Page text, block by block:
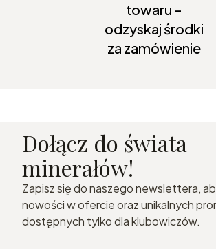
towaru -
odzyskaj środki
za zamówienie
Dołącz do świata
minerałów!
Zapisz się do naszego newslettera,
nowości w ofercie oraz unikalnych
dostępnych tylko dla klubowiczów.